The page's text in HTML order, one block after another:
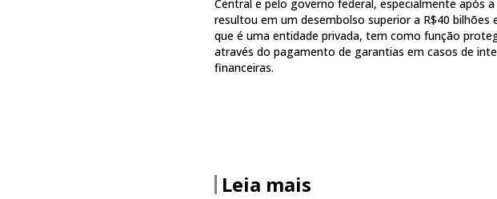
Central e pelo governo federal, especialmente após
resultou em um desembolso superior a R$40 bilhões
que é uma entidade privada, tem como função
através do pagamento de garantias em casos de
financeiras.
Leia mais